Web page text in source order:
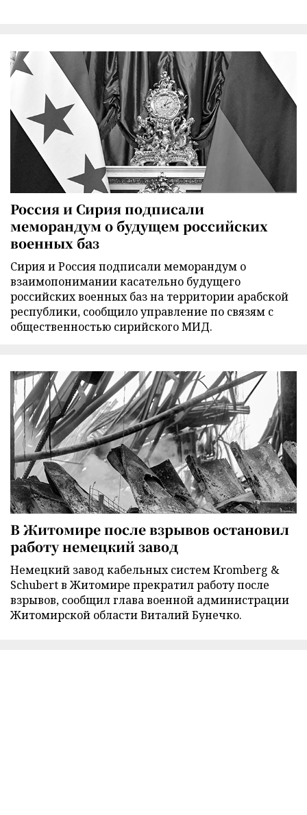
Россия и Сирия подписали
меморандум о будущем российских
военных баз
Сирия и Россия подписали меморандум о
взаимопонимании касательно будущего
российских военных баз на территории арабской
республики, сообщило управление по связям с
общественностью сирийского МИД.
В Житомире после взрывов остановил
работу немецкий завод
Немецкий завод кабельных систем Kromberg &
Schubert в Житомире прекратил работу после
взрывов, сообщил глава военной администрации
Житомирской области Виталий Бунечко.